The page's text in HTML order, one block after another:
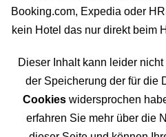
Booking.com, Expedia oder
kein Hotel das nur direkt beim
Dieser Inhalt kann leider
der Speicherung der für die
Cookies widersprochen
erfahren Sie mehr über die